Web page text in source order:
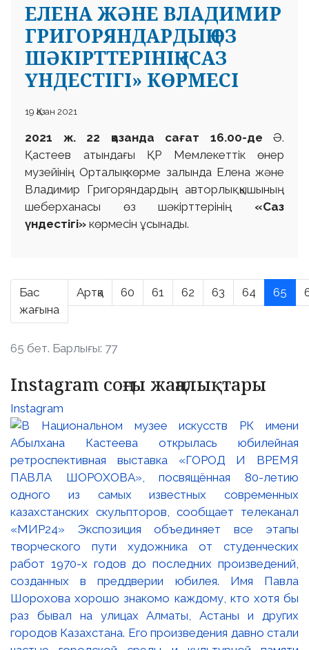
ЕЛЕНА ЖӘНЕ ВЛАДИМИР
ГРИГОРЯНДАРДЫҢ ӨЗ
ШӘКІРТТЕРІНІҢ «САЗ
ҮНДЕСТІГІ» КӨРМЕСІ
19 Қазан 2021
2021 ж. 22 қазанда сағат 16.00-де Ә.
Қастеев атындағы ҚР Мемлекеттік өнер
музейінің Орталық көрме залында Елена және
Владимир Григоряндардың авторлық қышының
шеберханасы өз шәкірттерінің «Саз
үндестігі» көрмесін ұсынады.
Бас
жағына
Артқа 60 61 62 63 64 65
65 бет. Барлығы: 77
Instagram соңғы жаңалықтары
Instagram